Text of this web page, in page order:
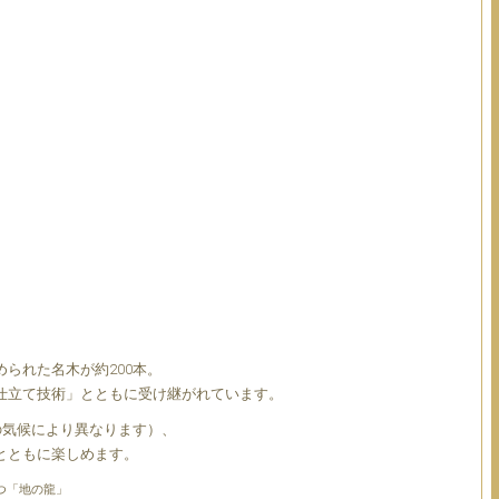
れた名木が約200本。
て技術」とともに受け継がれています。
候により異なります）、
もに楽しめます。
地の龍」